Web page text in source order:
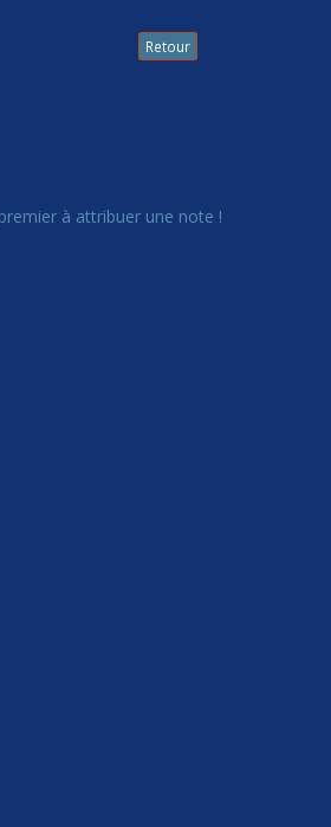
Retour
à attribuer une note !